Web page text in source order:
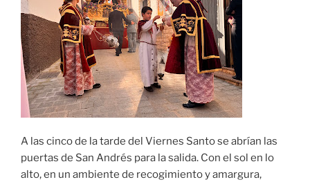
A las cinco de la tarde del Viernes Santo se abrían las
puertas de San Andrés para la salida. Con el sol en lo
alto, en un ambiente de recogimiento y amargura,